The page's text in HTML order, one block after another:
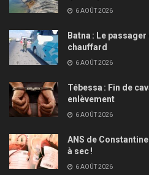
6 AOÛT 2026
Batna : Le
chauffard
6 AOÛT 2026
Tébessa : Fin de
enlèvement
6 AOÛT 2026
ANS de
à sec !
6 AOÛT 2026